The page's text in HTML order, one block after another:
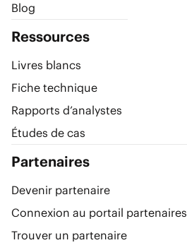
Blog
Ressources
Livres blancs
Fiche technique
Rapports d’analystes
Études de cas
Partenaires
Devenir partenaire
Connexion au portail partenaires
Trouver un partenaire